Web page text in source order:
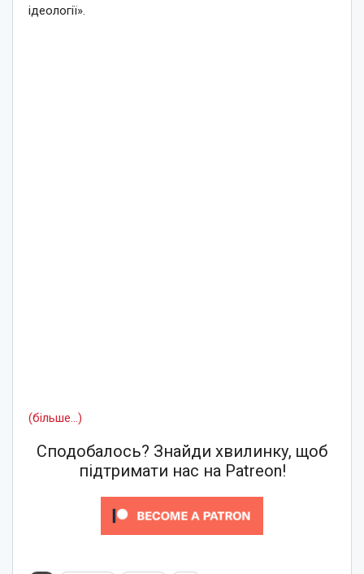
ідеології».
(більше…)
Сподобалось? Знайди хвилинку, щоб
підтримати нас на Patreon!